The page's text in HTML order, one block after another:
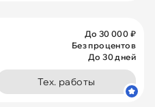
До 30 000 ₽
Без процентов
До 30 дней
Тех. работы